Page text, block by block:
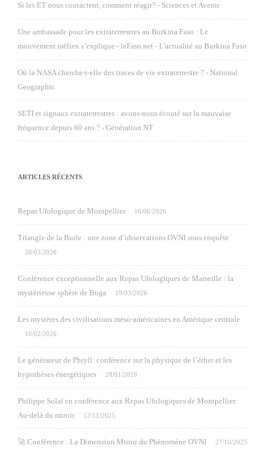
Si les ET nous contactent, comment réagir? - Sciences et Avenir
Une ambassade pour les extraterrestres au Burkina Faso : Le
mouvement raëlien s’explique - leFaso.net - L'actualité au Burkina Faso
Où la NASA cherche-t-elle des traces de vie extraterrestre ? - National
Geographic
SETI et signaux extraterrestres : avons-nous écouté sur la mauvaise
fréquence depuis 60 ans ? - Génération NT
ARTICLES RÉCENTS
Repas Ufologique de Montpellier 16/06/2026
Triangle de la Burle : une zone d’observations OVNI sous enquête
28/03/2026
Conférence exceptionnelle aux Repas Ufologiques de Marseille : la
mystérieuse sphère de Buga
19/03/2026
Les mystères des civilisations méso-américaines en Amérique centrale
10/02/2026
Le générateur de Phryll: conférence sur la physique de l’éther et les
hypothèses énergétiques
28/01/2026
Philippe Solal en conférence aux Repas Ufologiques de Montpellier:
Au-delà du miroir
12/11/2025
🚀 Conférence : La Dimension Miroir du Phénomène OVNI 27/10/2025